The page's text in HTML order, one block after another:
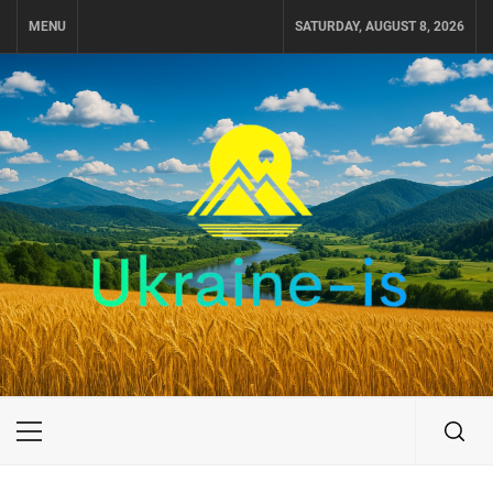
MENU SATURDAY, AUGUST 8, 2026
UKRAINE-IS
ПОДОРОЖI ПО УКРАЇНІ
Primary